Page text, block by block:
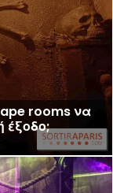
rooms να
έξοδο;